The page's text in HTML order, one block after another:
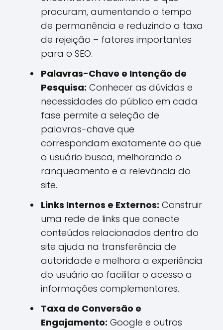
procuram, aumentando o tempo
de permanência e reduzindo a taxa
de rejeição – fatores importantes
para o SEO.
Palavras-Chave e Intenção de
Pesquisa: Conhecer as dúvidas e
necessidades do público em cada
fase permite a seleção de
palavras-chave que
correspondam exatamente ao que
o usuário busca, melhorando o
ranqueamento e a relevância do
site.
Links Internos e Externos: Construir
uma rede de links que conecte
conteúdos relacionados dentro do
site ajuda na transferência de
autoridade e melhora a experiência
do usuário ao facilitar o acesso a
informações complementares.
Taxa de Conversão e
Engajamento: Google e outros